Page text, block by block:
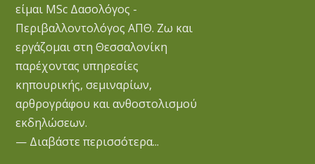
είμαι MSc Δασολόγος -
Περιβαλλοντολόγος ΑΠΘ. Ζω και
εργάζομαι στη Θεσσαλονίκη
παρέχοντας υπηρεσίες
κηπουρικής, σεμιναρίων,
αρθρογράφου και ανθοστολισμού
εκδηλώσεων.
— Διαβάστε περισσότερα...